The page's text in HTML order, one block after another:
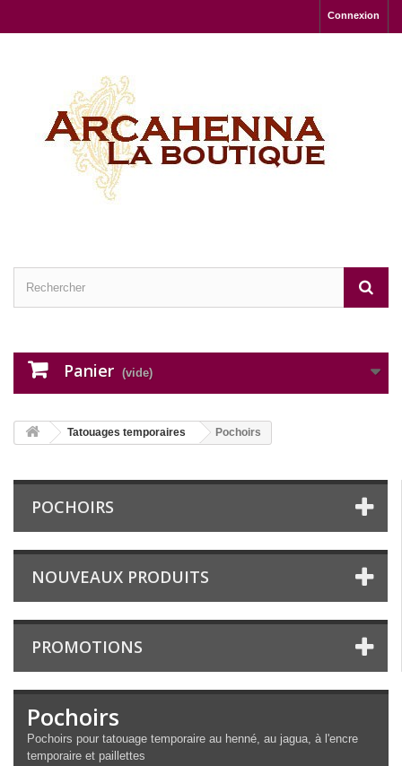
Connexion
Panier (vide)
Tatouages temporaires Pochoirs
POCHOIRS
NOUVEAUX PRODUITS
PROMOTIONS
Pochoirs
Pochoirs pour tatouage temporaire au henné, au jagua, à l'encre
temporaire et paillettes